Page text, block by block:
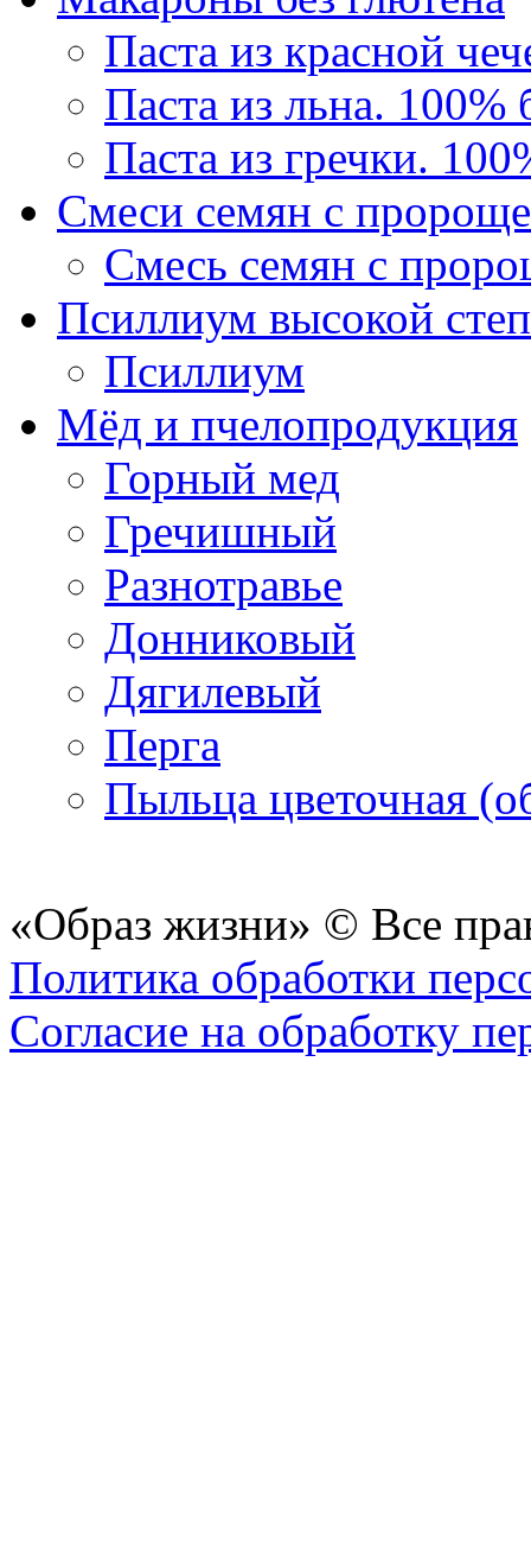
Паста из красной
Паста из льна. 100%
Паста из гречки.
Смеси семян с
Смесь семян с
Псиллиум высокой
Псиллиум
Мёд и пчелопродукция
Горный мед
Гречишный
Разнотравье
Донниковый
Дягилевый
Перга
Пыльца цветочная
«Образ жизни» © Все
Политика обработки
Согласие на обработку